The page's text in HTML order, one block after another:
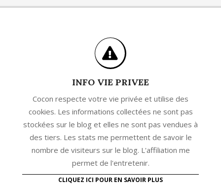
INFO VIE PRIVEE
Cocon respecte votre vie privée et utilise des
cookies. Les informations collectées ne sont pas
stockées sur le blog et elles ne sont pas vendues à
des tiers. Les stats me permettent de savoir le
nombre de visiteurs sur le blog. L'affiliation me
permet de l'entretenir.
CLIQUEZ ICI POUR EN SAVOIR PLUS